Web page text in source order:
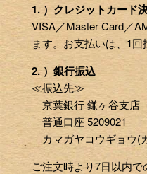
1. ）クレジットカード
VISA／Master Card／
ます。お支払いは、1回
2. ）銀行振込
≪振込先≫
京葉銀行 鎌ヶ谷支店
普通口座 5209021
カマガヤコウギョウ(
ご注文時より7日以内で